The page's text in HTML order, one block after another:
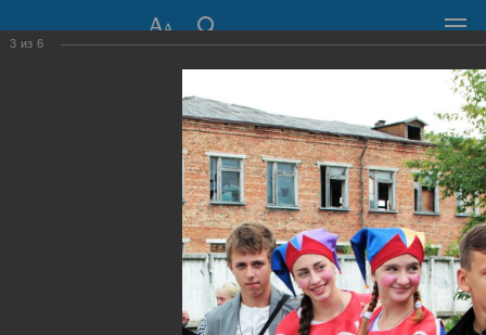
СОВЕТ ДЕПУТАТОВ
ГОРОДА НОВОСИБИРСКА
630099, г. Новосибирск, Красный проспект, 34
3 из 6